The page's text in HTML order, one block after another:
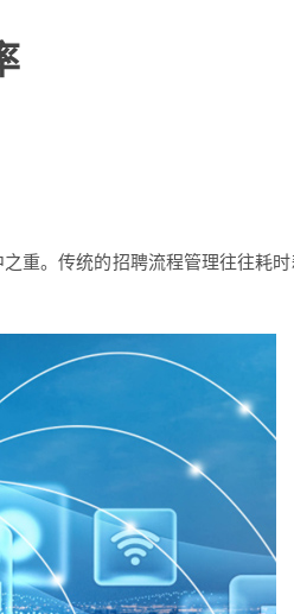
重。传统的招聘流程管理往往耗